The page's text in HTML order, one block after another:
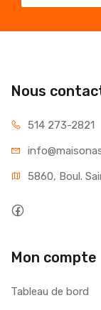
Nous
514 273-2821
5860, Boul.
Mon compte
Tableau de bord